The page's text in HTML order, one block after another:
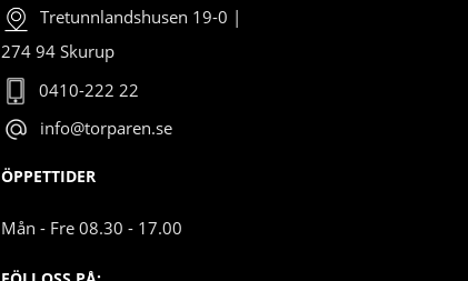
Tretunnlandshusen 19-0 |
274 94 Skurup
0410-222 22
info@torparen.se
ÖPPETTIDER
Mån - Fre 08.30 - 17.00